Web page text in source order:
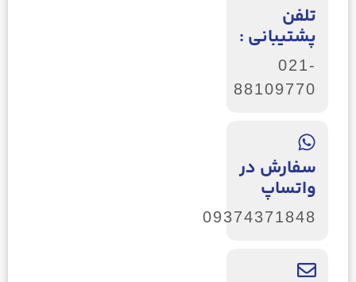
تلفن
پشتیبانی :
021-
88109770
سفارش در
واتساپ
09374371848